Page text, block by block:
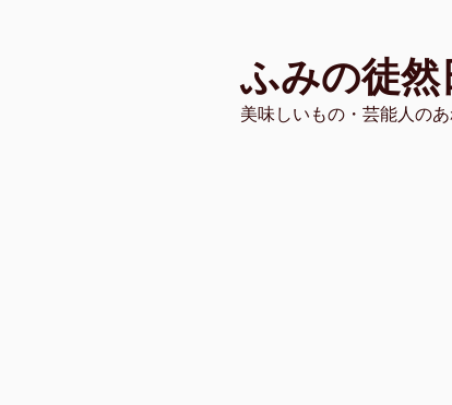
ふみの徒然
美味しいもの・芸能人の